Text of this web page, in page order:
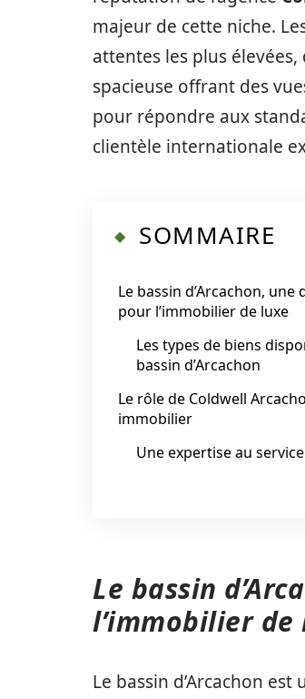
majeur de cette niche.
attentes les plus élevées,
spacieuse offrant des
pour répondre aux
clientèle internationale
SOMMAIRE
Le bassin d’Arcachon,
pour l’immobilier de luxe
Les types de biens
bassin d’Arcachon
Le rôle de Coldwell
immobilier
Une expertise au
Le bassin
l’immobilier de
Le bassin d’Arcachon